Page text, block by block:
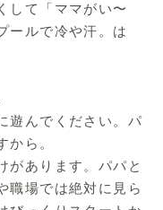
して「ママがい〜
ールで冷や汗。は
遊んでください。パ
から。
があります。パパと
職場では絶対に見ら